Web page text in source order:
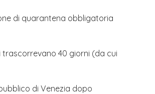
di quarantena obbligatoria
40 giorni (da cui
di Venezia dopo